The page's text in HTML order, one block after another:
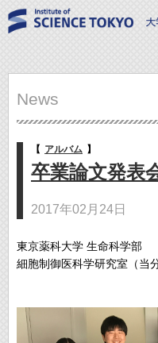
News
【 アルバム 】
卒業論文発表
2017年02月24日
東京薬科大学 生命科学部
細胞制御医科学研究室（当